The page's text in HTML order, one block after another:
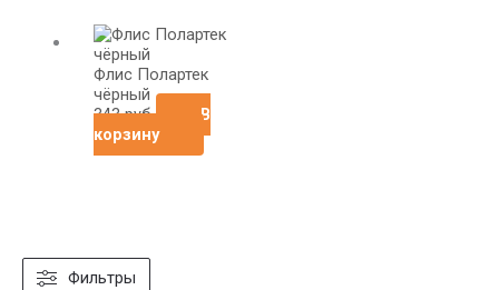
Фильтры
Флис Полартек
чёрный
343руб
В
корзину